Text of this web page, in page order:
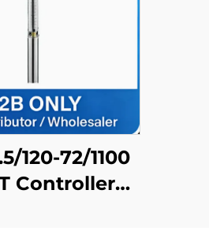
120-72/1100
Controller